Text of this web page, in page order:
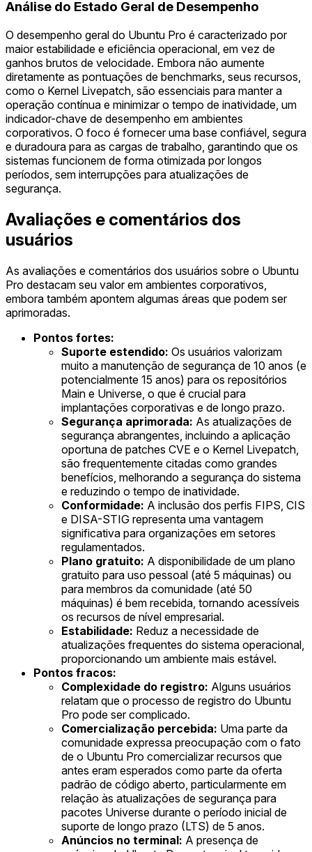
Análise do Estado Geral de Desempenho
O desempenho geral do Ubuntu Pro é caracterizado por
maior estabilidade e eficiência operacional, em vez de
ganhos brutos de velocidade. Embora não aumente
diretamente as pontuações de benchmarks, seus recursos,
como o Kernel Livepatch, são essenciais para manter a
operação contínua e minimizar o tempo de inatividade, um
indicador-chave de desempenho em ambientes
corporativos. O foco é fornecer uma base confiável, segura
e duradoura para as cargas de trabalho, garantindo que os
sistemas funcionem de forma otimizada por longos
períodos, sem interrupções para atualizações de
segurança.
Avaliações e comentários dos
usuários
As avaliações e comentários dos usuários sobre o Ubuntu
Pro destacam seu valor em ambientes corporativos,
embora também apontem algumas áreas que podem ser
aprimoradas.
Pontos fortes:
Suporte estendido: Os usuários valorizam
muito a manutenção de segurança de 10 anos (e
potencialmente 15 anos) para os repositórios
Main e Universe, o que é crucial para
implantações corporativas e de longo prazo.
Segurança aprimorada: As atualizações de
segurança abrangentes, incluindo a aplicação
oportuna de patches CVE e o Kernel Livepatch,
são frequentemente citadas como grandes
benefícios, melhorando a segurança do sistema
e reduzindo o tempo de inatividade.
Conformidade: A inclusão dos perfis FIPS, CIS
e DISA-STIG representa uma vantagem
significativa para organizações em setores
regulamentados.
Plano gratuito: A disponibilidade de um plano
gratuito para uso pessoal (até 5 máquinas) ou
para membros da comunidade (até 50
máquinas) é bem recebida, tornando acessíveis
os recursos de nível empresarial.
Estabilidade: Reduz a necessidade de
atualizações frequentes do sistema operacional,
proporcionando um ambiente mais estável.
Pontos fracos:
Complexidade do registro: Alguns usuários
relatam que o processo de registro do Ubuntu
Pro pode ser complicado.
Comercialização percebida: Uma parte da
comunidade expressa preocupação com o fato
de o Ubuntu Pro comercializar recursos que
antes eram esperados como parte da oferta
padrão de código aberto, particularmente em
relação às atualizações de segurança para
pacotes Universe durante o período inicial de
suporte de longo prazo (LTS) de 5 anos.
Anúncios no terminal: A presença de